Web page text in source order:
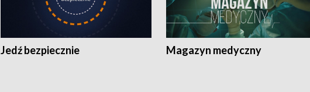
Jedź bezpiecznie Magazyn medyczny